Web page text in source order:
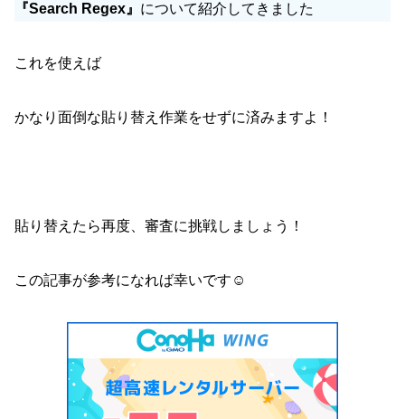
『Search Regex』 について紹介してきました
これを使えば
かなり面倒な貼り替え作業をせずに済みますよ！
貼り替えたら再度、審査に挑戦しましょう！
この記事が参考になれば幸いです☺